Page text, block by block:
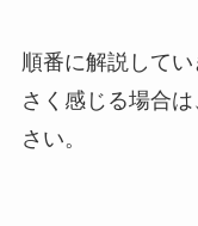
順番に解説して
さく感じる場合
さい。